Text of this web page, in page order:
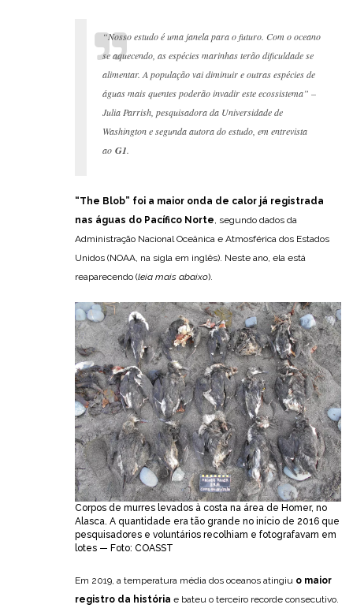
“Nosso estudo é uma janela para o futuro. Com o oceano
se aquecendo, as espécies marinhas terão dificuldade se
alimentar. A população vai diminuir e outras espécies de
águas mais quentes poderão invadir este ecossistema” –
Julia Parrish, pesquisadora da Universidade de
Washington e segunda autora do estudo, em entrevista
ao G1
“The Blob” foi a maior onda de calor já registrada
nas águas do Pacífico Norte , segundo dados da
Administração Nacional Oceânica e Atmosférica dos Estados
Unidos (NOAA, na sigla em inglês). Neste ano, ela está
reaparecendo (leia mais abaixo).
Corpos de murres levados à costa na área de Homer, no
Alasca. A quantidade era tão grande no início de 2016 que
pesquisadores e voluntários recolhiam e fotografavam em
lotes — Foto: COASST
Em 2019, a temperatura média dos oceanos atingiu o maior
registro da história e bateu o terceiro recorde consecutivo.